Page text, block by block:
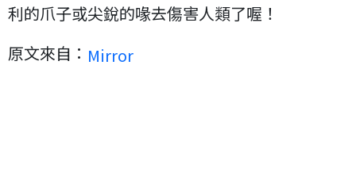
利的爪子或尖銳的喙去傷害人類了喔！
原文來自： Mirror